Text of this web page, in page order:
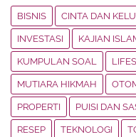
BISNIS CINTA DAN
INVESTASI KAJIAN
KUMPULAN SOAL
MUTIARA HIKMAH
PROPERTI PUISI DAN
RESEP TEKNOLOGI